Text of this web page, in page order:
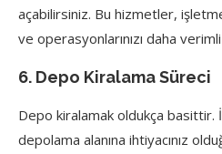
açabilirsiniz. Bu hizmetler,
ve operasyonlarınızı daha
6. Depo Kiralama Süreci
Depo kiralamak oldukça basittir.
depolama alanına ihtiyacınız